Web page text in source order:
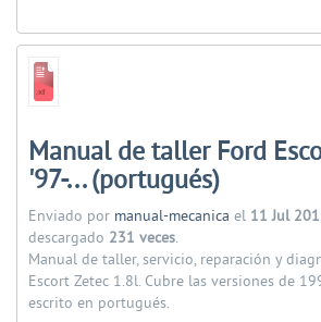
Manual de taller Ford
'97-... (portugués)
Enviado por manual-mecanica el 11 Jul
descargado 231 veces.
Manual de taller, servicio, reparación y
Escort Zetec 1.8l. Cubre las versiones de
escrito en portugués.